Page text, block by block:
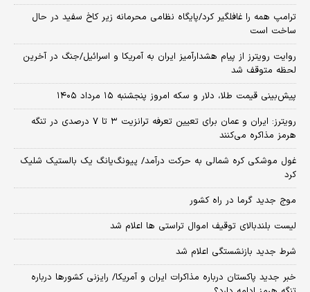
ترامپ همه را غافلگیر کرد/پایگاه نظامی محرمانه زیر کاخ سفید در حال
ساخت است
روایت رویترز از پیام هشدارآمیز ایران به آمریکا و اسرائیل/جنگ در آخرین
لحظه متوقف شد
پیش‌بینی قیمت طلا، دلار و سکه امروز پنجشنبه ۱۵ مرداد ۱۴۰۵
رویترز: ایران و عمان برای تعیین تعرفه ترانزیت ۳ تا ۷ درصدی در تنگه
هرمز مذاکره می‌کنند
غول موشکی کره شمالی به حرکت درآمد/ پیونگ‌یانگ یک بالستیک شلیک
کرد
موج جدید گرما در راه کشور
لیست بلندبالای توقیف اموال تراستی ها اعلام شد
شرط جدید بازنشستگی اعلام شد
خبر جدید پاکستان درباره مذاکرات ایران و آمریکا/ رایزنی کشورها درباره